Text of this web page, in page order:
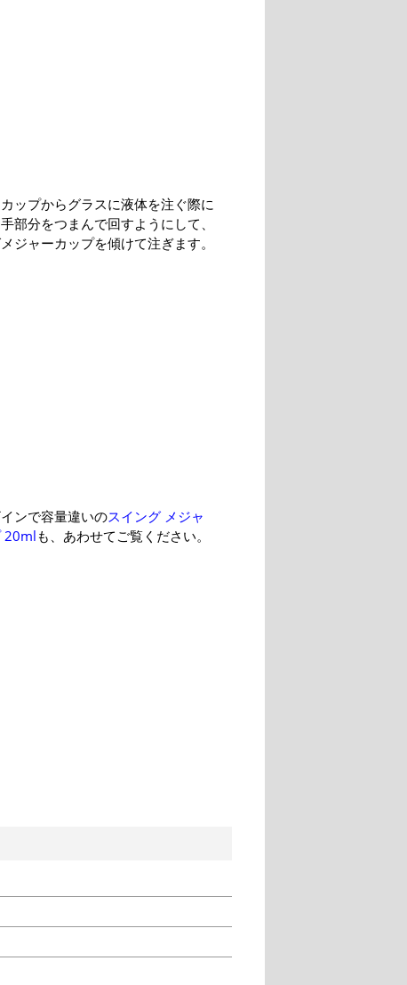
ップからグラスに液体を注ぐ際に
部分をつまんで回すようにして、
ジャーカップを傾けて注ぎます。
ンで容量違いのスイング メジャ
20mlも、あわせてご覧ください。